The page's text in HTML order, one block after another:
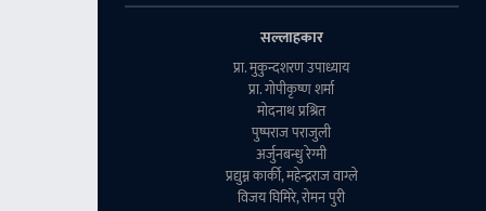
सल्लाहकार
प्रा. मुकुन्दशरण उपाध्याय
प्रा. गाेपीकृष्ण शर्मा
माेदनाथ प्रश्रित
पुष्पराज पराजुली
अर्जुनबन्धु रेग्मी
प्रद्युम्न कार्की, महेन्द्रराज वाग्ले
विजय घिमिरे, राेमन पुरी